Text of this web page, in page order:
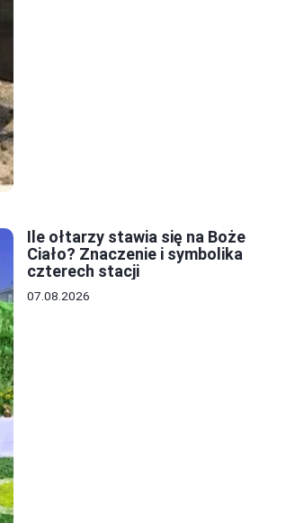
Ile ołtarzy stawia się na Boże
Ciało? Znaczenie i symbolika
czterech stacji
07.08.2026